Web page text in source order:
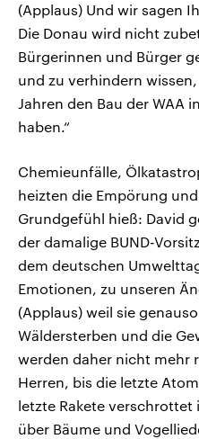
(Applaus) Und wir sagen
Die Donau wird nicht
Bürgerinnen und Bürger
und zu verhindern
Jahren den Bau der WAA
haben.“
Chemieunfälle,
heizten die Empörung
Grundgefühl hieß: David
der damalige BUND-
dem deutschen
Emotionen, zu unseren
(Applaus) weil sie
Wäldersterben und die
werden daher nicht mehr
Herren, bis die letzte
letzte Rakete verschrottet
über Bäume und